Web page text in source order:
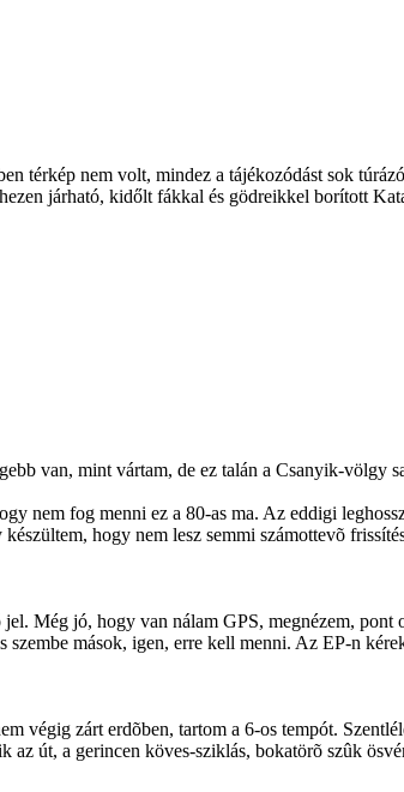
térkép nem volt, mindez a tájékozódást sok
járható, kidőlt fákkal és gödreikkel borított
van, mint vártam, de ez talán a Csanyik-völgy
nem fog menni ez a 80-as ma. Az eddigi
hogy nem lesz semmi számottevõ
Még jó, hogy van nálam GPS, megnézem,
mások, igen, erre kell menni. Az EP-n
végig zárt erdõben, tartom a 6-os tempót.
az út, a gerincen köves-sziklás, bokatörõ szûk